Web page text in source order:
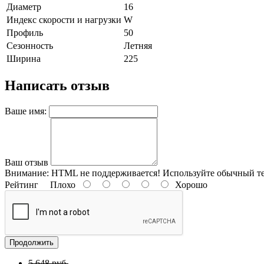
Диаметр
16
Индекс скорости и нагрузки W
Профиль
50
Сезонность
Летняя
Ширина
225
Написать отзыв
Ваше имя:
Ваш отзыв
Внимание: HTML не поддерживается! Используйте обычный
Рейтинг Плохо Хорошо
Продолжить